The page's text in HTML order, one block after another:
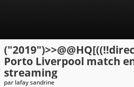
Porto Liverpool match
streaming
par lafay sandrine